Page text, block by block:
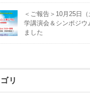
＜ご報告＞10月25日
学講演会＆シンポジウ
ました
リ